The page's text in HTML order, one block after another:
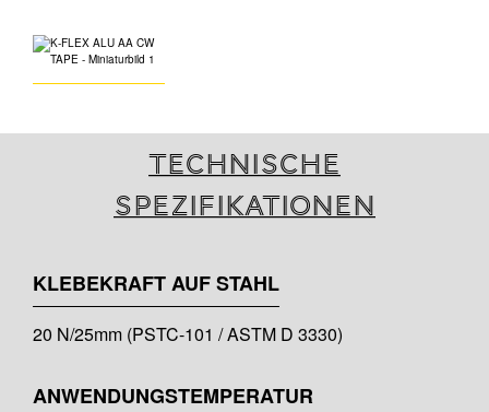
Technische
Spezifikationen
KLEBEKRAFT AUF STAHL
20 N/25mm (PSTC-101 / ASTM D 3330)
ANWENDUNGSTEMPERATUR